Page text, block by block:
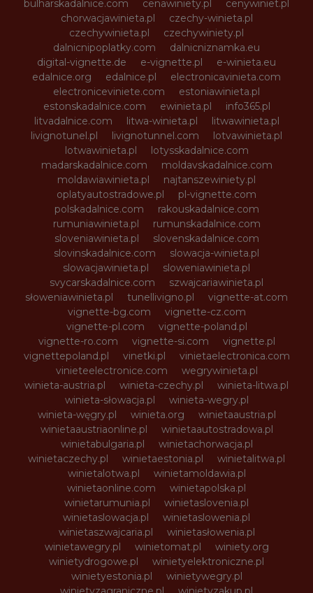
bulharskadalnice.com
cenawiniety.pl
cenywiniet.pl
chorwacjawinieta.pl
czechy-winieta.pl
czechywinieta.pl
czechywiniety.pl
dalnicnipoplatky.com
dalnicniznamka.eu
digital-vignette.de
e-vignette.pl
e-winieta.eu
edalnice.org
edalnice.pl
electronicavinieta.com
electroniceviniete.com
estoniawinieta.pl
estonskadalnice.com
ewinieta.pl
info365.pl
litvadalnice.com
litwa-winieta.pl
litwawinieta.pl
livignotunel.pl
livignotunnel.com
lotvawinieta.pl
lotwawinieta.pl
lotysskadalnice.com
madarskadalnice.com
moldavskadalnice.com
moldawiawinieta.pl
najtanszewiniety.pl
oplatyautostradowe.pl
pl-vignette.com
polskadalnice.com
rakouskadalnice.com
rumuniawinieta.pl
rumunskadalnice.com
sloveniawinieta.pl
slovenskadalnice.com
slovinskadalnice.com
slowacja-winieta.pl
slowacjawinieta.pl
sloweniawinieta.pl
svycarskadalnice.com
szwajcariawinieta.pl
słoweniawinieta.pl
tunellivigno.pl
vignette-at.com
vignette-bg.com
vignette-cz.com
vignette-pl.com
vignette-poland.pl
vignette-ro.com
vignette-si.com
vignette.pl
vignettepoland.pl
vinetki.pl
vinietaelectronica.com
vinieteelectronice.com
wegrywinieta.pl
winieta-austria.pl
winieta-czechy.pl
winieta-litwa.pl
winieta-słowacja.pl
winieta-wegry.pl
winieta-węgry.pl
winieta.org
winietaaustria.pl
winietaaustriaonline.pl
winietaautostradowa.pl
winietabulgaria.pl
winietachorwacja.pl
winietaczechy.pl
winietaestonia.pl
winietalitwa.pl
winietalotwa.pl
winietamoldawia.pl
winietaonline.com
winietapolska.pl
winietarumunia.pl
winietaslovenia.pl
winietaslowacja.pl
winietaslowenia.pl
winietaszwajcaria.pl
winietasłowenia.pl
winietawegry.pl
winietomat.pl
winiety.org
winietydrogowe.pl
winietyelektroniczne.pl
winietyestonia.pl
winietywegry.pl